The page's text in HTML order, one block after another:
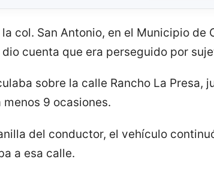
col. San Antonio, en el Municipio de
cuenta que era perseguido por
sobre la calle Rancho La Presa,
9 ocasiones.
del conductor, el vehículo
a esa calle.